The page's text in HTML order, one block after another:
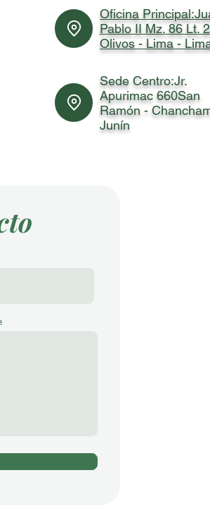
Oficina
Pablo II Mz. 86 Lt.
Olivos - Lima -
Sede Centro:Jr.
Apurimac 660San
Ramón -
Junín